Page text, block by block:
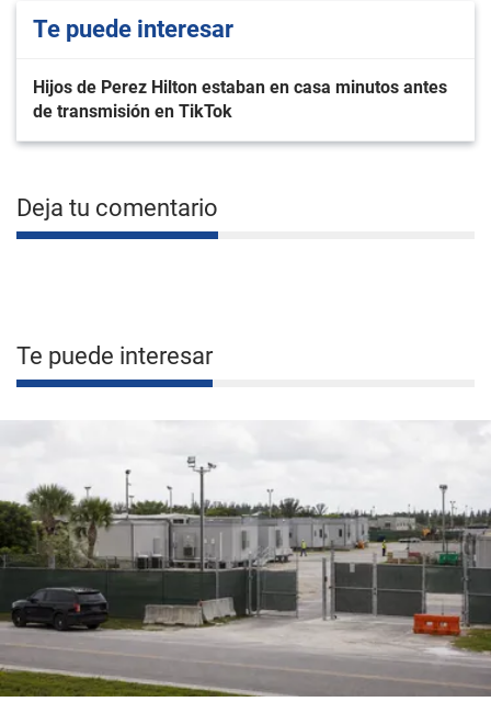
Te puede interesar
Hijos de Perez Hilton estaban en casa minutos antes
de transmisión en TikTok
Deja tu comentario
Te puede interesar